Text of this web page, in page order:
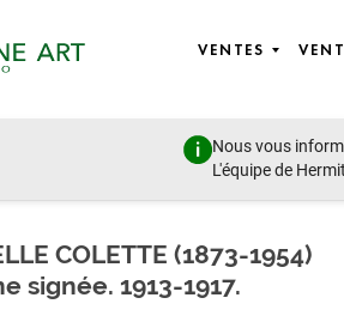
VENTES
Nous vous
L'équipe de
COLETTE (1873-1954)
signée. 1913-1917.